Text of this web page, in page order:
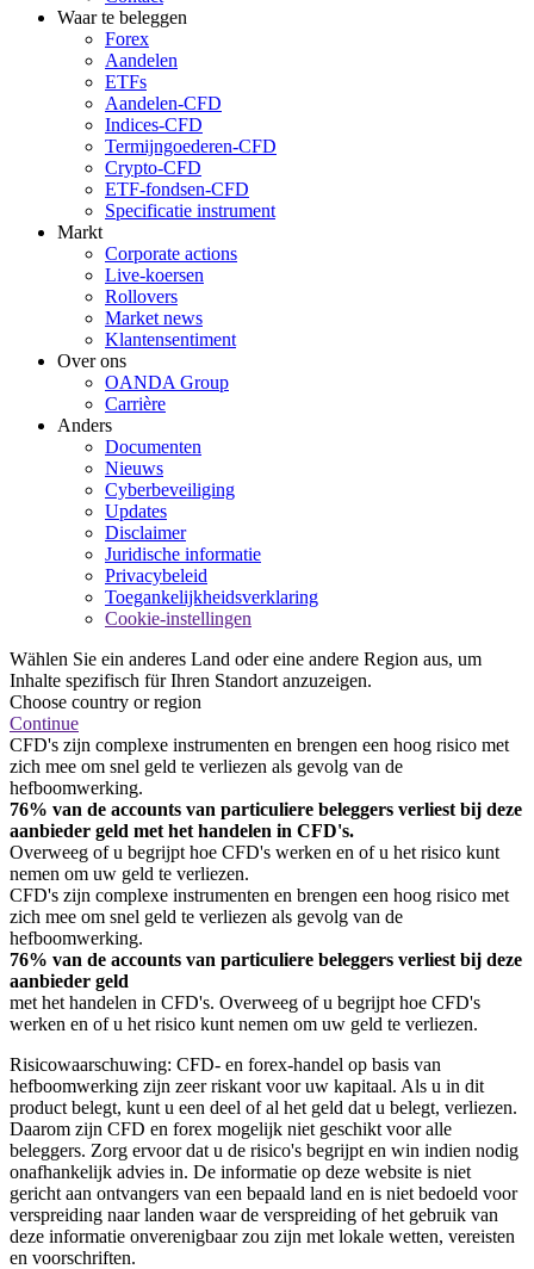
Waar te beleggen
Forex
Aandelen
ETFs
Aandelen-CFD
Indices-CFD
Termijngoederen-CFD
Crypto-CFD
ETF-fondsen-CFD
Specificatie instrument
Markt
Corporate actions
Live-koersen
Rollovers
Market news
Klantensentiment
Over ons
OANDA Group
Carrière
Anders
Documenten
Nieuws
Cyberbeveiliging
Updates
Disclaimer
Juridische informatie
Privacybeleid
Toegankelijkheidsverklaring
Cookie-instellingen
Wählen Sie ein anderes Land oder eine andere Region aus, um
Inhalte spezifisch für Ihren Standort anzuzeigen.
Choose country or region
Continue
CFD's zijn complexe instrumenten en brengen een hoog risico met
zich mee om snel geld te verliezen als gevolg van de
hefboomwerking.
76% van de accounts van particuliere beleggers verliest bij deze
aanbieder geld met het handelen in CFD's.
Overweeg of u begrijpt hoe CFD's werken en of u het risico kunt
nemen om uw geld te verliezen.
CFD's zijn complexe instrumenten en brengen een hoog risico met
zich mee om snel geld te verliezen als gevolg van de
hefboomwerking.
76% van de accounts van particuliere beleggers verliest bij deze
aanbieder geld
met het handelen in CFD's. Overweeg of u begrijpt hoe CFD's
werken en of u het risico kunt nemen om uw geld te verliezen.
Risicowaarschuwing: CFD- en forex-handel op basis van
hefboomwerking zijn zeer riskant voor uw kapitaal. Als u in dit
product belegt, kunt u een deel of al het geld dat u belegt, verliezen.
Daarom zijn CFD en forex mogelijk niet geschikt voor alle
beleggers. Zorg ervoor dat u de risico's begrijpt en win indien nodig
onafhankelijk advies in. De informatie op deze website is niet
gericht aan ontvangers van een bepaald land en is niet bedoeld voor
verspreiding naar landen waar de verspreiding of het gebruik van
deze informatie onverenigbaar zou zijn met lokale wetten, vereisten
en voorschriften.